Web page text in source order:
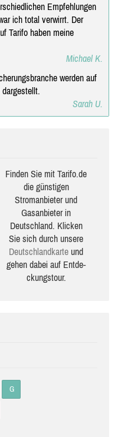
Empfehlungen
ich total verwirrt. Der
Tarifo haben meine
Michael K.
werden auf
Sarah U.
Finden Sie mit Tarifo.de
die güns­ti­gen
Stromanbieter und
Gasanbieter in
Deutschland. Klicken
Sie sich durch unsere
Deutsch­land­karte und
gehen dabei auf Ent­de­
ckungs­tour.
G